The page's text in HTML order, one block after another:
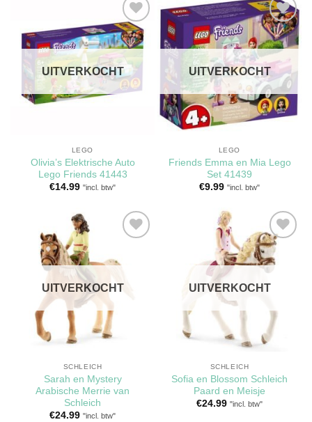
Toevoegen
aan
verlanglijst
UITVERKOCHT
LEGO
Olivia’s Elektrische Auto
Lego Friends 41443
€14.99 "incl. btw"
Toevoegen
aan
verlanglijst
UITVERKOCHT
LEGO
Friends Emma en Mia Lego
Set 41439
€9.99 "incl. btw"
aan
UITVERKOCHT
SCHLEICH
Sarah en Mystery
Arabische Merrie van
Schleich
€24.99 "incl. btw"
Toevoegen
aan
verlanglijst
UITVERKOCHT
SCHLEICH
Sofia en Blossom Schleich
Paard en Meisje
€24.99 "incl. btw"